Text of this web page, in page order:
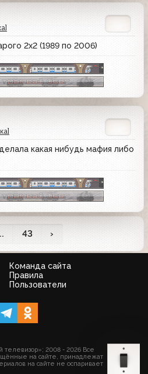
2х2 (1989 по 2006)
какая нибудь мафия либо
43 ›
Команда сайта
Правила
Пользователи
телевизор»; 2008 - 2026 Все
на сайте, принадлежат
на сайте не оспаривает